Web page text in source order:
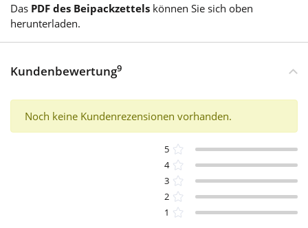
Das PDF des Beipackzettels können Sie sich oben
herunterladen.
Kundenbewertung9
Noch keine Kundenrezensionen vorhanden.
5
4
3
2
1